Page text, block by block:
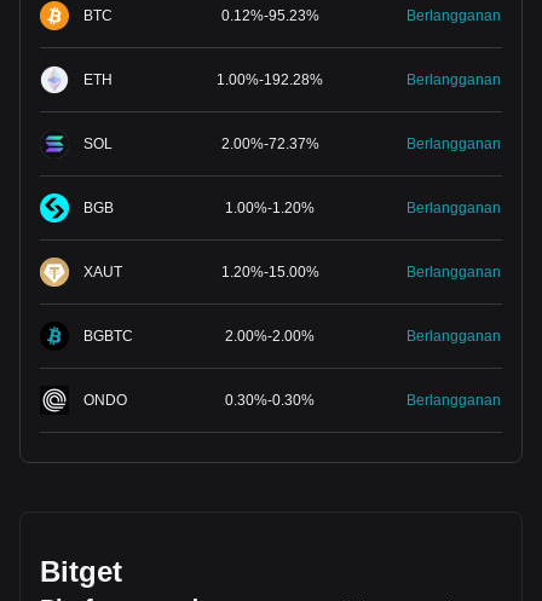
BTC 0.12%-95.23% Berlangganan
ETH 1.00%-192.28% Berlangganan
SOL 2.00%-72.37% Berlangganan
BGB 1.00%-1.20% Berlangganan
XAUT 1.20%-15.00% Berlangganan
BGBTC 2.00%-2.00% Berlangganan
ONDO 0.30%-0.30% Berlangganan
Bitget